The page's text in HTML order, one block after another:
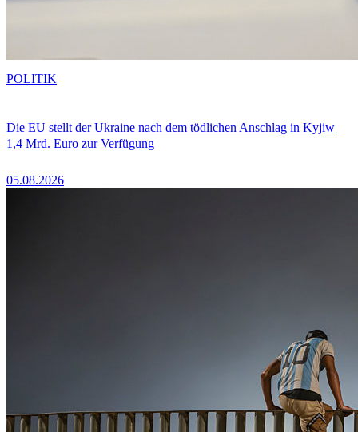
Die EU stellt der Ukraine nach dem tödlichen Anschlag in Kyjiw
1,4 Mrd. Euro zur Verfügung
05.08.2026
POLITIK